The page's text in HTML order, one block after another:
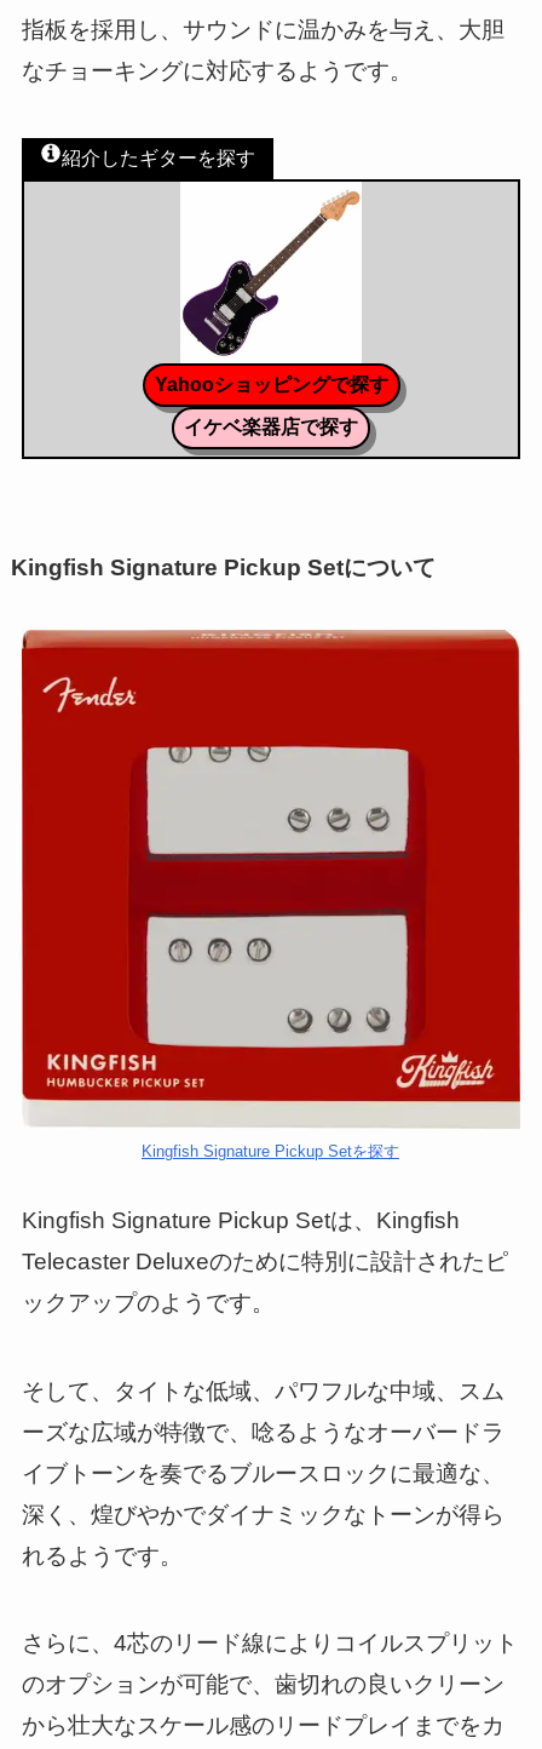
指板を採用し、サウンドに温かみを与え、大胆
なチョーキングに対応するようです。
紹介したギターを探す
Yahooショッピングで探す
イケベ楽器店で探す
Kingfish Signature Pickup Setについて
Kingfish Signature Pickup Setを探す
Kingfish Signature Pickup Setは、Kingfish
Telecaster Deluxeのために特別に設計されたピ
ックアップのようです。
そして、タイトな低域、パワフルな中域、スム
ーズな広域が特徴で、唸るようなオーバードラ
イブトーンを奏でるブルースロックに最適な、
深く、煌びやかでダイナミックなトーンが得ら
れるようです。
さらに、4芯のリード線によりコイルスプリット
のオプションが可能で、歯切れの良いクリーン
から壮大なスケール感のリードプレイまでをカ